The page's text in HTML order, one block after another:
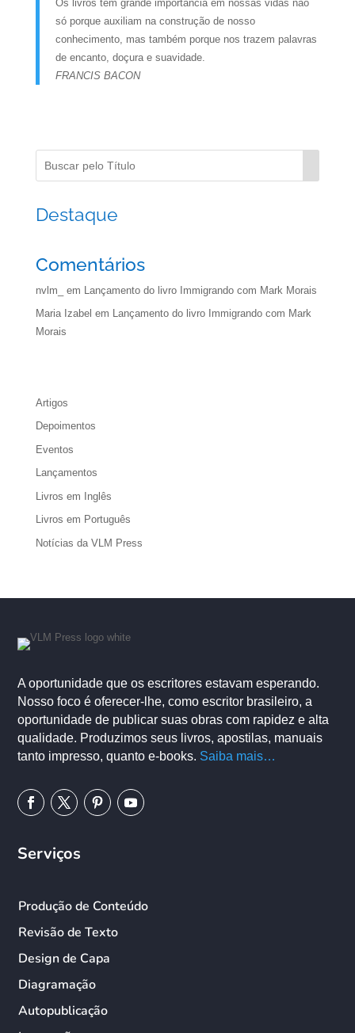
Os livros têm grande importância em nossas vidas não
só porque auxiliam na construção de nosso
conhecimento, mas também porque nos trazem palavras
de encanto, doçura e suavidade.
FRANCIS BACON
Destaque
Comentários
nvlm_ em Lançamento do livro Immigrando com Mark Morais
Maria Izabel em Lançamento do livro Immigrando com Mark
Morais
Artigos
Depoimentos
Eventos
Lançamentos
Livros em Inglês
Livros em Português
Notícias da VLM Press
A oportunidade que os escritores estavam esperando.
Nosso foco é oferecer-lhe, como escritor brasileiro, a
oportunidade de publicar suas obras com rapidez e alta
qualidade. Produzimos seus livros, apostilas, manuais
tanto impresso, quanto e-books. Saiba mais…
Serviços
Produção de Conteúdo
Revisão de Texto
Design de Capa
Diagramação
Autopublicação